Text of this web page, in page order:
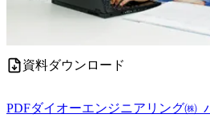
資料ダウンロード
PDFダイオーエンジニアリング㈱_